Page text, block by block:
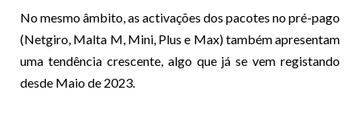
No mesmo âmbito, as activações dos pacotes no pré-pago
(Netgiro, Malta M, Mini, Plus e Max) também apresentam
uma tendência crescente, algo que já se vem registando
desde Maio de 2023.